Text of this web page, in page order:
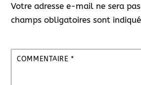
Votre adresse e-mail ne sera
champs obligatoires sont
COMMENTAIRE *